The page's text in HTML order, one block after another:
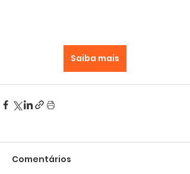
Saiba mais
Comentários